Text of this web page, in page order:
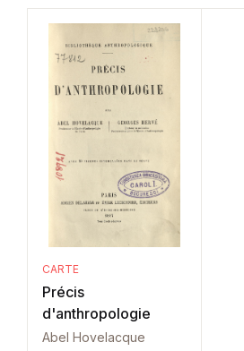
CARTE
Précis
d'anthropologie
Abel Hovelacque